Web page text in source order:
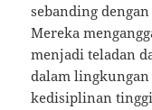
sebanding
Mereka
menjadi teladan
dalam
kedisiplinan